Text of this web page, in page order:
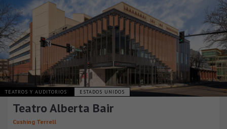
TEATROS Y AUDITORIOS ESTADOS UNIDOS
Teatro Alberta Bair
Cushing Terrell